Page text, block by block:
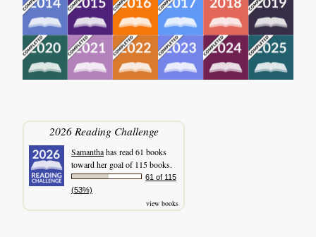
2026 Reading Challenge
Samanthahas read 61 books
toward her goal of 115 books.
61 of 115
(53%)
view books